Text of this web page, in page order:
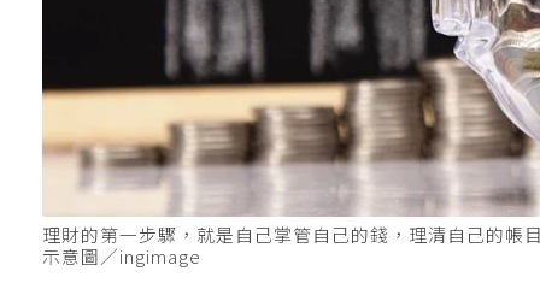
理財的第一步驟，就是自己掌管自己的錢，理清自己的帳
示意圖／ingimage